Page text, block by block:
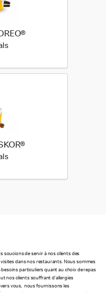
340 calories
540 calories
soucions de servir à nos clients des
dans nos restaurants. Nous sommes
particuliers quant au choix de repas
nos clients souffrant d’allergies
vous, nous fournissons les